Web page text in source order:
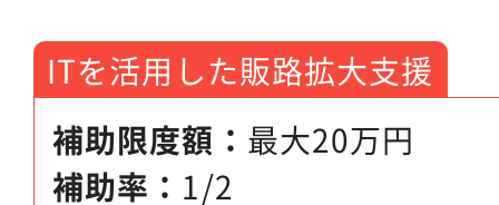
ITを活用した販路拡大支援
補助限度額： 最大20万円
補助率： 1/2